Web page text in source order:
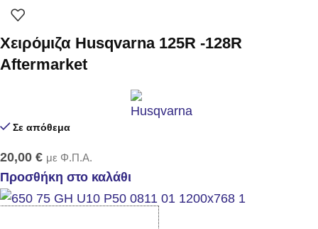
Χειρόμιζα Husqvarna 125R -128R
Aftermarket
Σε απόθεμα
20,00 € με Φ.Π.Α.
Προσθήκη στο καλάθι